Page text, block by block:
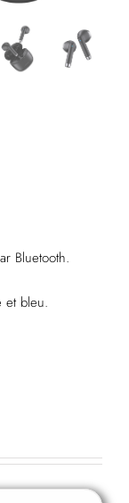
Bluetooth.
et bleu.